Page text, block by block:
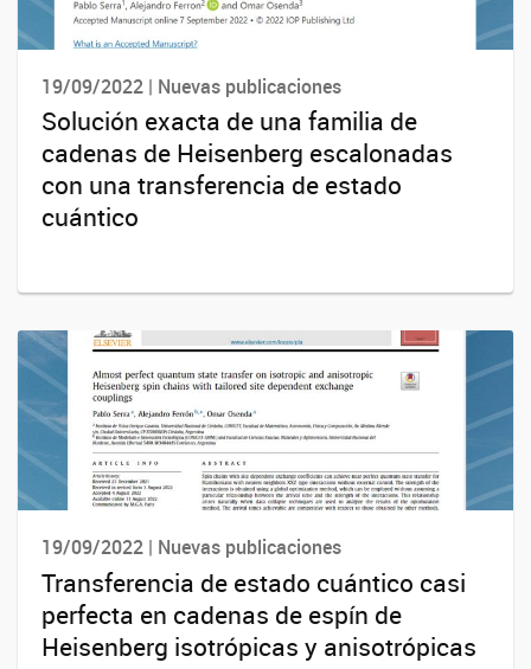
19/09/2022 | Nuevas publicaciones
Solución exacta de una familia de
cadenas de Heisenberg escalonadas
con una transferencia de estado
cuántico
19/09/2022 | Nuevas publicaciones
Transferencia de estado cuántico casi
perfecta en cadenas de espín de
Heisenberg isotrópicas y anisotrópicas